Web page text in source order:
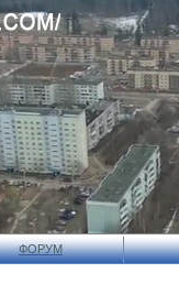
ФОРУМ